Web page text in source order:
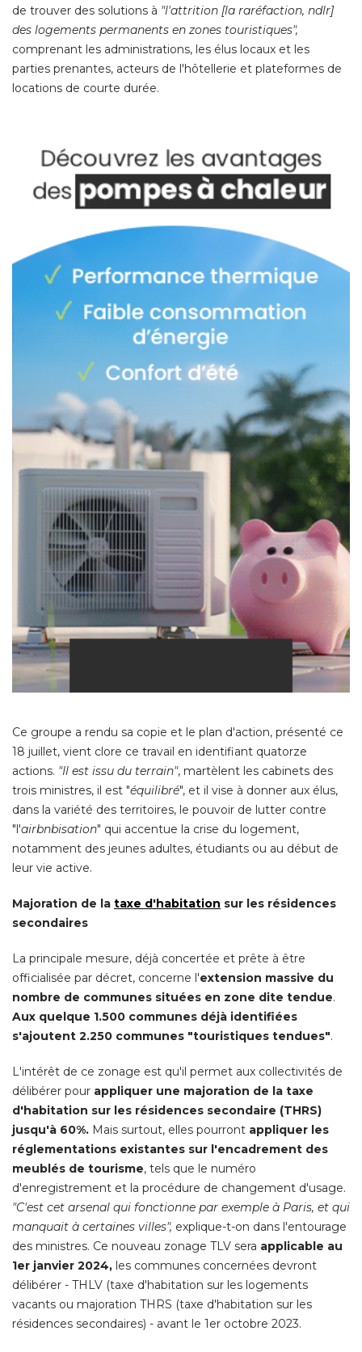
de trouver des solutions à "l'attrition [la raréfaction, ndlr]
des logements permanents en zones touristiques",
comprenant les administrations, les élus locaux et les
parties prenantes, acteurs de l'hôtellerie et plateformes de
locations de courte durée.
Ce groupe a rendu sa copie et le plan d'action, présenté ce
18 juillet, vient clore ce travail en identifiant quatorze
actions. "Il est issu du terrain", martèlent les cabinets des
trois ministres, il est "équilibré", et il vise à donner aux élus,
dans la variété des territoires, le pouvoir de lutter contre
"l'airbnbisation" qui accentue la crise du logement,
notamment des jeunes adultes, étudiants ou au début de
leur vie active.
Majoration de la taxe d'habitation sur les résidences
secondaires
La principale mesure, déjà concertée et prête à être
officialisée par décret, concerne l'extension massive du
nombre de communes situées en zone dite tendue.
Aux quelque 1.500 communes déjà identifiées
s'ajoutent 2.250 communes "touristiques tendues".
L'intérêt de ce zonage est qu'il permet aux collectivités de
délibérer pour appliquer une majoration de la taxe
d'habitation sur les résidences secondaire (THRS)
jusqu'à 60%. Mais surtout, elles pourront appliquer les
réglementations existantes sur l'encadrement des
meublés de tourisme, tels que le numéro
d'enregistrement et la procédure de changement d'usage.
"C'est cet arsenal qui fonctionne par exemple à Paris, et qui
manquait à certaines villes", explique-t-on dans l'entourage
des ministres. Ce nouveau zonage TLV sera applicable au
1er janvier 2024, les communes concernées devront
délibérer - THLV (taxe d'habitation sur les logements
vacants ou majoration THRS (taxe d'habitation sur les
résidences secondaires) - avant le 1er octobre 2023.